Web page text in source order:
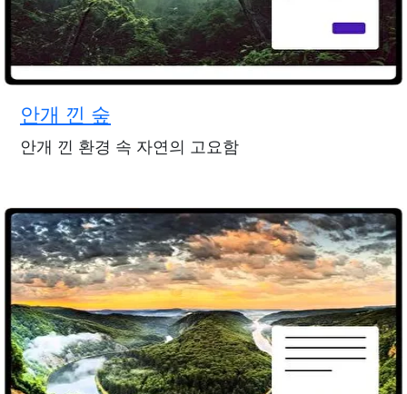
안개 낀 숲
안개 낀 환경 속 자연의 고요함